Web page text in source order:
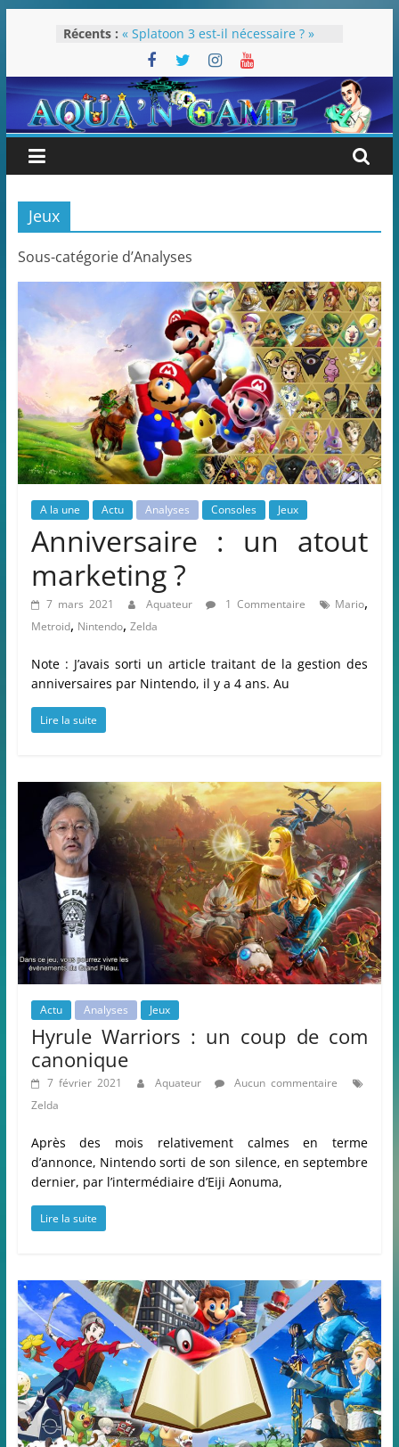
Récents : « Splatoon 3 est-il nécessaire ? »
« Dans les coulisses des JV Harry
Potter »
Pokémon Écarlate : ceci est une
révolution (ou pas) !
Attentes 2023
Jeux
Sous-catégorie d’Analyses
A la une Actu Analyses Consoles Jeux
Anniversaire : un atout
marketing ?
7 mars 2021 Aquateur 1 Commentaire Mario,
Metroid, Nintendo, Zelda
Note : J’avais sorti un article traitant de la gestion des
anniversaires par Nintendo, il y a 4 ans. Au
Lire la suite
Actu Analyses Jeux
Hyrule Warriors : un coup de com
canonique
7 février 2021 Aquateur
Aucun commentaire
Zelda
Après des mois relativement calmes en terme
d’annonce, Nintendo sorti de son silence, en septembre
dernier, par l’intermédiaire d’Eiji Aonuma,
Lire la suite